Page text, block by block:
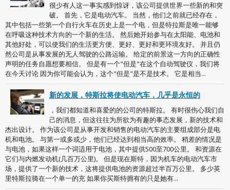
很少有人这一事实感到惊讶，该公司提供世界一些新的和突
破。 首先，它是电动汽车。 当然，他们之前就已经存在，
其中包括一些第一个自行火车在历史上是一个电，但是特拉斯是唯一能够
在呼吸这种技术方向的一个新的生活。 然后她开始参与在太阳能、电池和
其他好处，可以使我们的生活更方便、更好、更好和更环境友好。 并且仍
然公司是从事发展的无人驾驶的公路运输。 给定的前景这一方向的正确性
声明的任务自愿想要相信。 但是有一个"但是"在这个自动驾驶仪，我们将
在今天讨论 因为你可能会认为，这个"但是"是不是技术。 它是相当...
新的发展，特斯拉将使电动汽车，几乎是永恒的
，我们都知道和喜爱的的公司的特斯拉。 有时很伤心我们自
己的消息，但这往往为所欲为有趣的事态发展，新的技术和
杰出设计。 作为该公司是从事开发和销售的电动汽车的主要组成部分是电
机和电池。 与第一或多或少，他们已经达到相当高的效率。 稍差的情况是
与电池，如果这样一个词适用于电池，其中提供500至700公里。 和资源在
它们与内燃发动机(几百万公里)。 但是现在斯特，因为机车的电动汽车市
场，提供了一个新的技术，这将提供电池的资源超过半百万公里。 多少英
里特斯拉骑在一个单一的充 如果你买斯特拥有的只是她有...